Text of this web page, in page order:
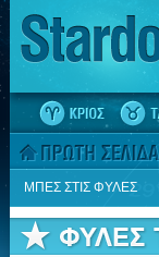
ΜΠΕΣ ΣΤΙΣ ΦΥΛΕΣ